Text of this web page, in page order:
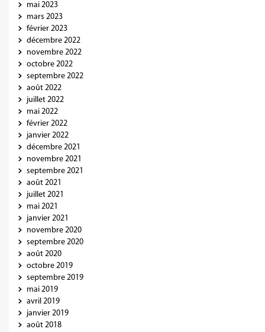
mai 2023
mars 2023
février 2023
décembre 2022
novembre 2022
octobre 2022
septembre 2022
août 2022
juillet 2022
mai 2022
février 2022
janvier 2022
décembre 2021
novembre 2021
septembre 2021
août 2021
juillet 2021
mai 2021
janvier 2021
novembre 2020
septembre 2020
août 2020
octobre 2019
septembre 2019
mai 2019
avril 2019
janvier 2019
août 2018